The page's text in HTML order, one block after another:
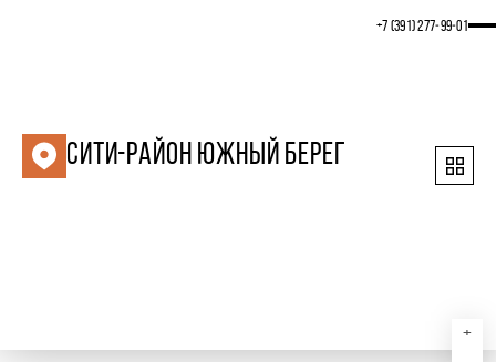
+7 (391) 277‒99‒01
СИТИ-РАЙОН ЮЖНЫЙ БЕРЕГ
+